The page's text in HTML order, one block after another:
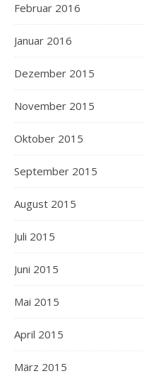
Februar 2016
Januar 2016
Dezember 2015
November 2015
Oktober 2015
September 2015
August 2015
Juli 2015
Juni 2015
Mai 2015
April 2015
März 2015